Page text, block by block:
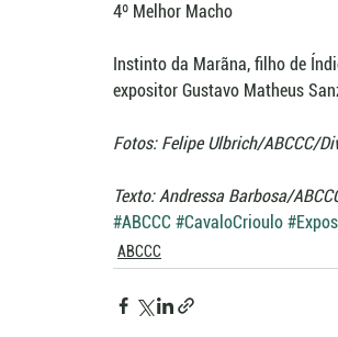
4º Melhor Macho
Instinto da Marãna, filho de
expositor Gustavo Matheus
Fotos: Felipe Ulbrich/ABCCC/
Texto: Andressa Barbosa/
#ABCCC #CavaloCrioulo
ABCCC